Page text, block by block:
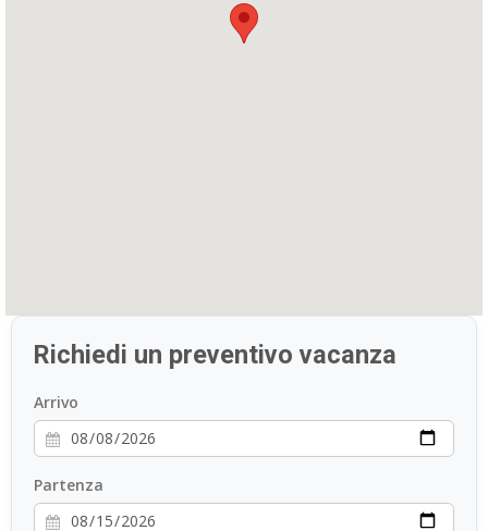
Richiedi un preventivo vacanza
Arrivo
Partenza